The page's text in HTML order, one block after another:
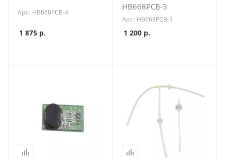
Арт.: HB668PCB-4
1 875 р.
HB668PCB-3
Арт.: HB668PCB-3
1 200р.